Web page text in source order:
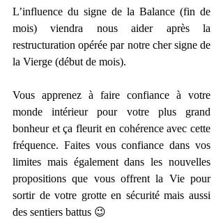
L’influence du signe de la Balance (fin de
mois) viendra nous aider après la
restructuration opérée par notre cher signe de
la Vierge (début de mois).
Vous apprenez à faire confiance à votre
monde intérieur pour votre plus grand
bonheur et ça fleurit en cohérence avec cette
fréquence. Faites vous confiance dans vos
limites mais également dans les nouvelles
propositions que vous offrent la Vie pour
sortir de votre grotte en sécurité mais aussi
des sentiers battus 😉